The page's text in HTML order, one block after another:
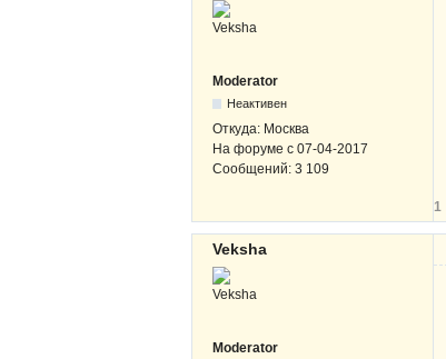
Moderator
Неактивен
Откуда: Москва
На форуме с 07-04-2017
Сообщений: 3 109
1
Veksha
Moderator